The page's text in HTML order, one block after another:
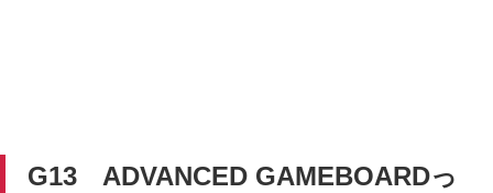
G13 ADVANCED GAMEBOARDっ